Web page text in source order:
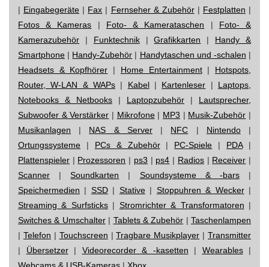
| Eingabegeräte | Fax | Fernseher & Zubehör| Festplatten |
Fotos & Kameras | Foto- & Kamerataschen | Foto- &
Kamerazubehör | Funktechnik|Grafikkarten | Handy &
Smartphone | Handy-Zubehör | Handytaschen und -schalen |
Headsets & Kopfhörer | Home Entertainment| Hotspots,
Router, W-LAN & WAPs | Kabel| Kartenleser | Laptops,
Notebooks & Netbooks | Laptopzubehör | Lautsprecher,
Subwoofer & Verstärker | Mikrofone| MP3 | Musik-Zubehör |
Musikanlagen | NAS & Server| NFC | Nintendo|
Ortungssysteme | PCs & Zubehör| PC-Spiele | PDA|
Plattenspieler | Prozessoren | ps3 | ps4 | Radios| Receiver |
Scanner |Soundkarten | Soundsysteme & -bars|
Speichermedien | SSD| Stative| Stoppuhren & Wecker|
Streaming & Surfsticks| Stromrichter & Transformatoren |
Switches & Umschalter| Tablets & Zubehör | Taschenlampen
| Telefon | Touchscreen |Tragbare Musikplayer | Transmitter
| Übersetzer| Videorecorder & -kasetten | Wearables|